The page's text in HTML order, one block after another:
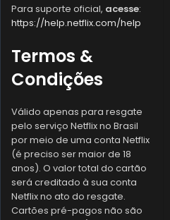
Para suporte oficial, acesse:
https://help.netflix.com/help
Termos &
Condições
Válido apenas para resgate
pelo serviço Netflix no Brasil
por meio de uma conta Netflix
(é preciso ser maior de 18
anos). O valor total do cartão
será creditado à sua conta
Netflix no ato do resgate.
Cartões pré-pagos não são